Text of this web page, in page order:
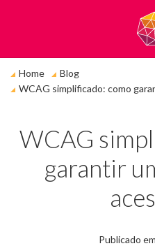
está
em:
Home
Blog
WCAG simplificado: como
WCAG
garantir
Publicado